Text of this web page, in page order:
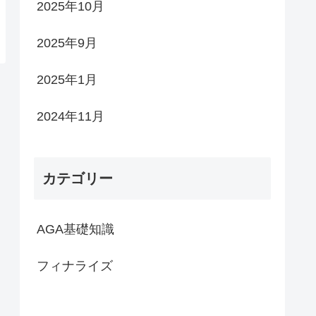
2025年10月
2025年9月
2025年1月
2024年11月
カテゴリー
AGA基礎知識
フィナライズ